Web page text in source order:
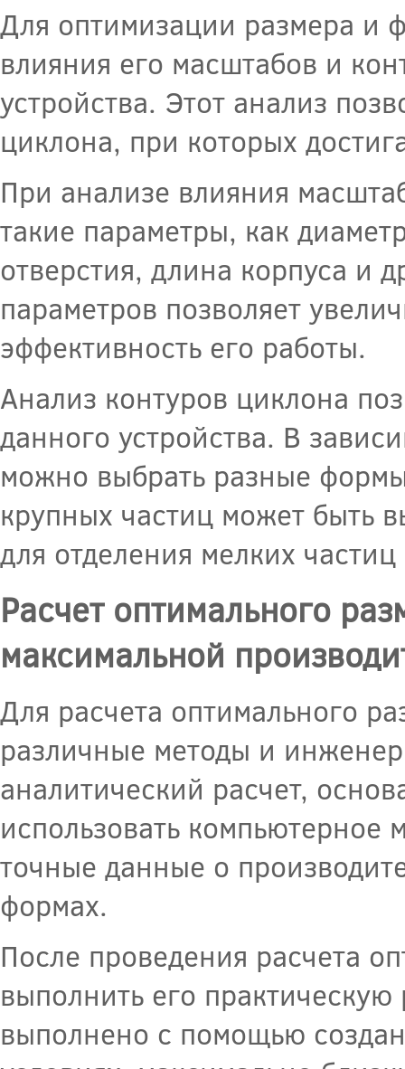
Для оптимизации размера и
влияния его масштабов и
устройства. Этот анализ
циклона, при которых
При анализе влияния
такие параметры, как
отверстия, длина корпуса и
параметров позволяет
эффективность его работы.
Анализ контуров циклона
данного устройства. В
можно выбрать разные
крупных частиц может быть
для отделения мелких
Расчет оптимального
максимальной
Для расчета оптимального
различные методы и
аналитический расчет,
использовать компьютерное
точные данные о
формах.
После проведения расчета
выполнить его
выполнено с помощью